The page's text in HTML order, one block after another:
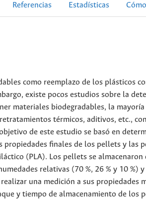
Referencias Estadísticas
como reemplazo de los plásticos
existe pocos estudios sobre la
materiales biodegradables, la
térmicos, aditivos, etc.,
de este estudio se basó en
propiedades finales de los pellets y las
(PLA). Los pellets se
relativas (70 %, 26 % y 10 %)
una medición a sus propiedades
y tiempo de almacenamiento de los